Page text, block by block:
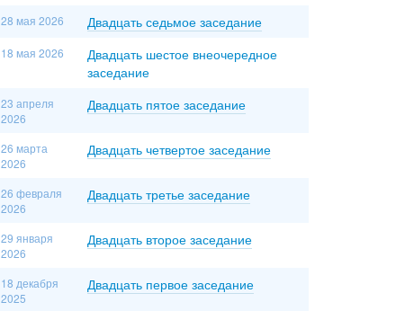
28 мая 2026 Двадцать седьмое заседание
18 мая 2026
Двадцать шестое внеочередное
заседание
23 апреля
2026
Двадцать пятое заседание
26 марта
2026
Двадцать четвертое заседание
26 февраля
2026
Двадцать третье заседание
29 января
2026
Двадцать второе заседание
18 декабря
2025
Двадцать первое заседание